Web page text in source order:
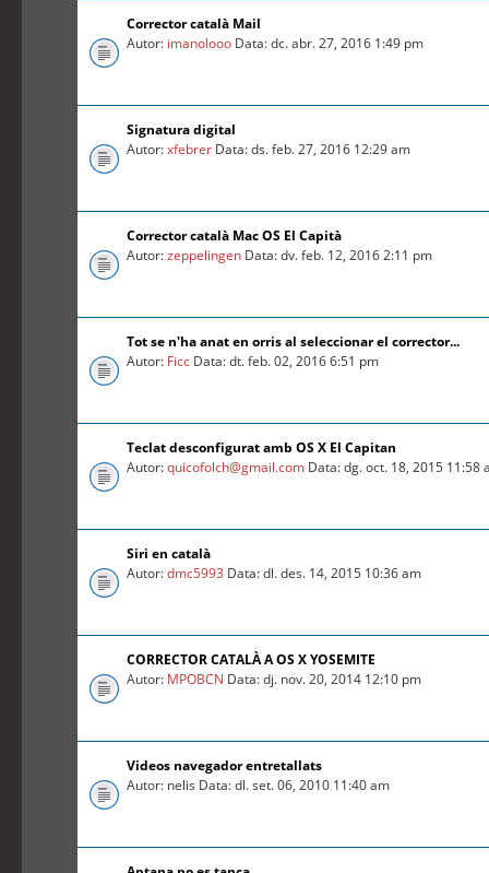
Corrector català Mail
Autor: imanolooo Data: dc. abr. 27, 2016 1:49 pm
Signatura digital
Autor:xfebrer Data: ds. feb. 27, 2016 12:29 am
Corrector català Mac OS El Capità
Autor:zeppelingen Data: dv. feb. 12, 2016 2:11 pm
Tot se n'ha anat en orris al seleccionar el corrector...
Autor: Ficc Data: dt. feb. 02, 2016 6:51 pm
Teclat desconfigurat amb OS X El Capitan
Autor:quicofolch@gmail.com Data: dg. oct. 18, 2015 11:58
Siri en català
Autor:dmc5993 Data: dl. des. 14, 2015 10:36 am
CORRECTOR CATALÀ A OS X YOSEMITE
Autor: MPOBCN Data: dj. nov. 20, 2014 12:10 pm
Videos navegador entretallats
Autor: nelis Data: dl. set. 06, 2010 11:40 am